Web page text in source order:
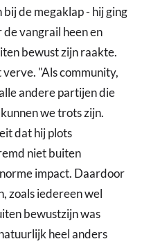
de megaklap - hij ging
vangrail heen en
bewust zijn raakte.
"Als community,
andere partijen die
we trots zijn.
dat hij plots
niet buiten
impact. Daardoor
zoals iedereen wel
bewustzijn was
heel anders